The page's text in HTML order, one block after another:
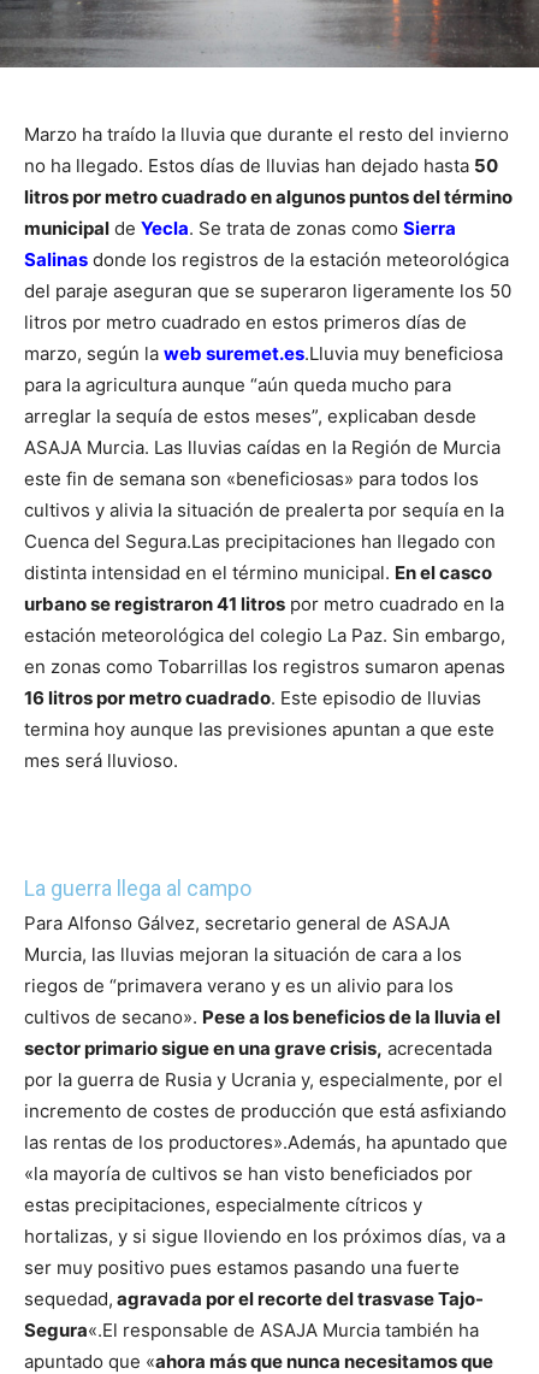
Marzo ha traído la lluvia que durante el resto del invierno
no ha llegado. Estos días de lluvias han dejado hasta 50
litros por metro cuadrado en algunos puntos del término
municipal de Yecla. Se trata de zonas como Sierra
Salinas donde los registros de la estación meteorológica
del paraje aseguran que se superaron ligeramente los 50
litros por metro cuadrado en estos primeros días de
marzo, según la web suremet.es.Lluvia muy beneficiosa
para la agricultura aunque “aún queda mucho para
arreglar la sequía de estos meses”, explicaban desde
ASAJA Murcia. Las lluvias caídas en la Región de Murcia
este fin de semana son «beneficiosas» para todos los
cultivos y alivia la situación de prealerta por sequía en la
Cuenca del Segura.Las precipitaciones han llegado con
distinta intensidad en el término municipal. En el casco
urbano se registraron 41 litros por metro cuadrado en la
estación meteorológica del colegio La Paz. Sin embargo,
en zonas como Tobarrillas los registros sumaron apenas
16 litros por metro cuadrado. Este episodio de lluvias
termina hoy aunque las previsiones apuntan a que este
mes será lluvioso.
La guerra llega al campo
Para Alfonso Gálvez, secretario general de ASAJA
Murcia, las lluvias mejoran la situación de cara a los
riegos de “primavera verano y es un alivio para los
cultivos de secano». Pese a los beneficios de la lluvia el
sector primario sigue en una grave crisis, acrecentada
por la guerra de Rusia y Ucrania y, especialmente, por el
incremento de costes de producción que está asfixiando
las rentas de los productores».Además, ha apuntado que
«la mayoría de cultivos se han visto beneficiados por
estas precipitaciones, especialmente cítricos y
hortalizas, y si sigue lloviendo en los próximos días, va a
ser muy positivo pues estamos pasando una fuerte
sequedad, agravada por el recorte del trasvase Tajo-
Segura«.El responsable de ASAJA Murcia también ha
apuntado que «ahora más que nunca necesitamos que